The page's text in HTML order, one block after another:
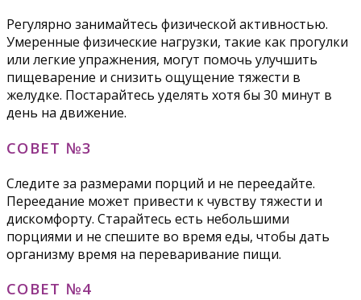
Регулярно занимайтесь физической активностью.
Умеренные физические нагрузки, такие как прогулки
или легкие упражнения, могут помочь улучшить
пищеварение и снизить ощущение тяжести в
желудке. Постарайтесь уделять хотя бы 30 минут в
день на движение.
СОВЕТ №3
Следите за размерами порций и не переедайте.
Переедание может привести к чувству тяжести и
дискомфорту. Старайтесь есть небольшими
порциями и не спешите во время еды, чтобы дать
организму время на переваривание пищи.
СОВЕТ №4